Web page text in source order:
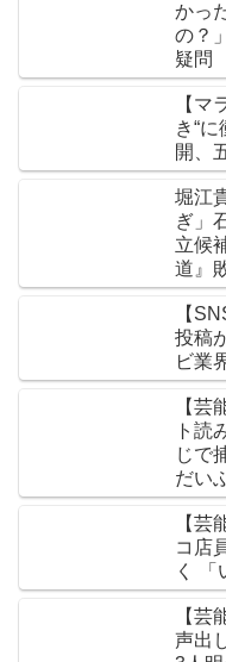
かっ
の？
疑問
【マ
き“
開、
堀江
ぎ」
立候
道』
【
投稿
ビ業
【芸
ト読み上げ
じで
だい
【芸
コ店
く 「
【芸
声出